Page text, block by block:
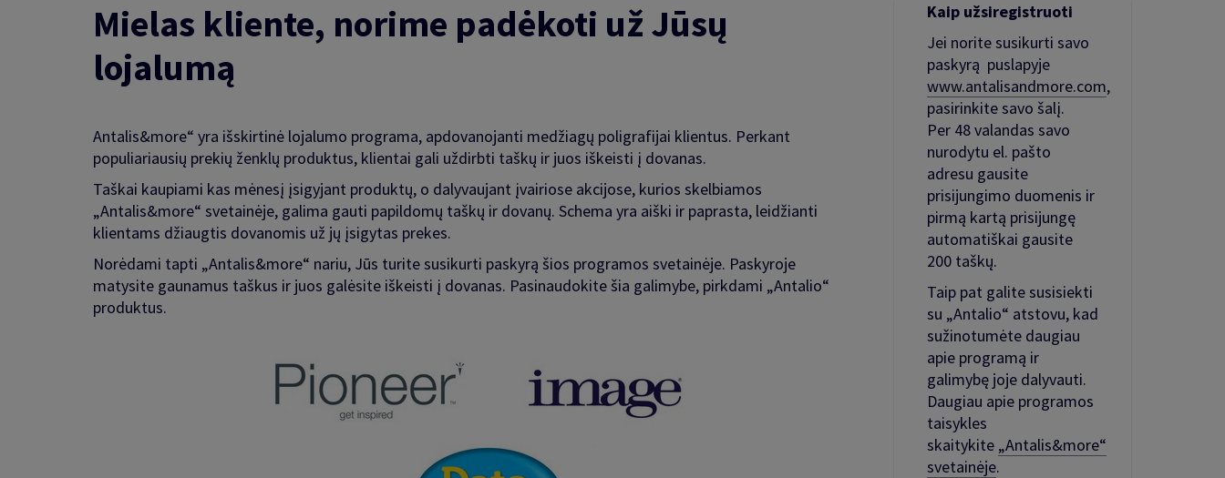
Mielas kliente, norime padėkoti už Jūsų
lojalumą
Antalis&more“ yra išskirtinė lojalumo programa, apdovanojanti medžiagų poligrafijai klientus. Perkant
populiariausių prekių ženklų produktus, klientai gali uždirbti taškų ir juos iškeisti į dovanas.
Taškai kaupiami kas mėnesį įsigyjant produktų, o dalyvaujant įvairiose akcijose, kurios skelbiamos
„Antalis&more“ svetainėje, galima gauti papildomų taškų ir dovanų. Schema yra aiški ir paprasta, leidžianti
klientams džiaugtis dovanomis už jų įsigytas prekes.
Norėdami tapti „Antalis&more“ nariu, Jūs turite susikurti paskyrą šios programos svetainėje. Paskyroje
matysite gaunamus taškus ir juos galėsite iškeisti į dovanas. Pasinaudokite šia galimybe, pirkdami „Antalio“
produktus.
Kaip užsiregistruoti
Jei norite susikurti savo
paskyrą puslapyje
www.antalisandmore.com,
pasirinkite savo šalį.
Per 48 valandas savo
nurodytu el. pašto
adresu gausite
prisijungimo duomenis ir
pirmą kartą prisijungę
automatiškai gausite
200 taškų.
Taip pat galite susisiekti
su „Antalio“ atstovu, kad
sužinotumėte daugiau
apie programą ir
galimybę joje dalyvauti.
Daugiau apie programos
taisykles
skaitykite „Antalis&more“
svetainėje.